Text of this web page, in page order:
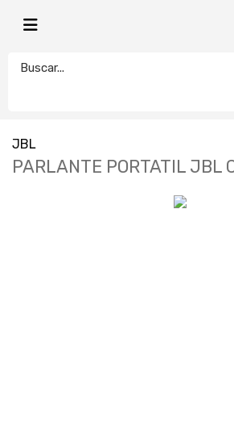
JBL
PARLANTE PORTATIL JBL